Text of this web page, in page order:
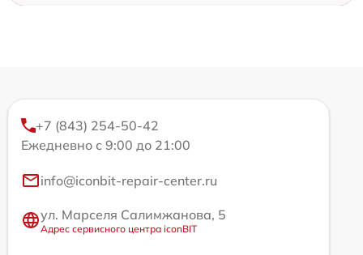
+7 (843) 254-50-42
Ежедневно с 9:00 до 21:00
info@iconbit-repair-center.ru
ул. Марселя Салимжанова, 5
Адрес сервисного центра iconBIT